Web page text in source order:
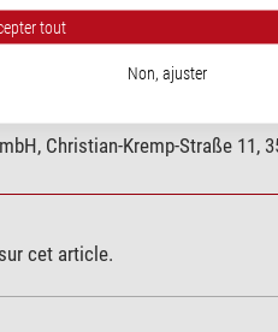
Christian-Kremp-Straße 11,
cet article.
tout
Non, ajuster